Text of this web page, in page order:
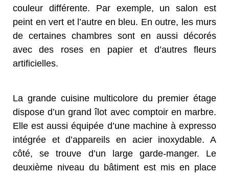
couleur différente. Par exemple, un salon est
peint en vert et l’autre en bleu. En outre, les murs
de certaines chambres sont en aussi décorés
avec des roses en papier et d’autres fleurs
artificielles.
La grande cuisine multicolore du premier étage
dispose d’un grand îlot avec comptoir en marbre.
Elle est aussi équipée d’une machine à expresso
intégrée et d’appareils en acier inoxydable. A
côté, se trouve d’un large garde-manger. Le
deuxième niveau du bâtiment est mis en place